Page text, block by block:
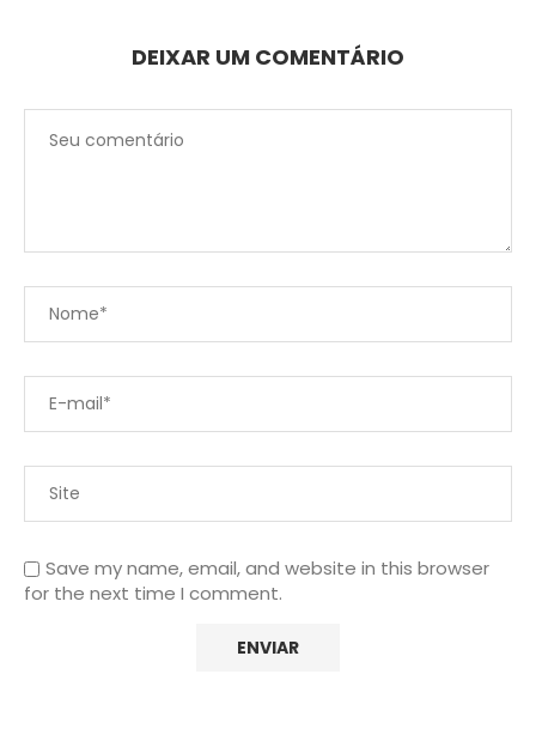
DEIXAR UM COMENTÁRIO
Save my name, email, and website in this browser
for the next time I comment.